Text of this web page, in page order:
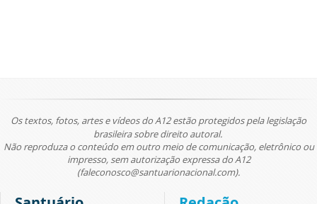
Os textos, fotos, artes e vídeos do A12 estão protegidos pela legislação
brasileira sobre direito autoral.
Não reproduza o conteúdo em outro meio de comunicação, eletrônico ou
impresso, sem autorização expressa do A12
(faleconosco@santuarionacional.com).